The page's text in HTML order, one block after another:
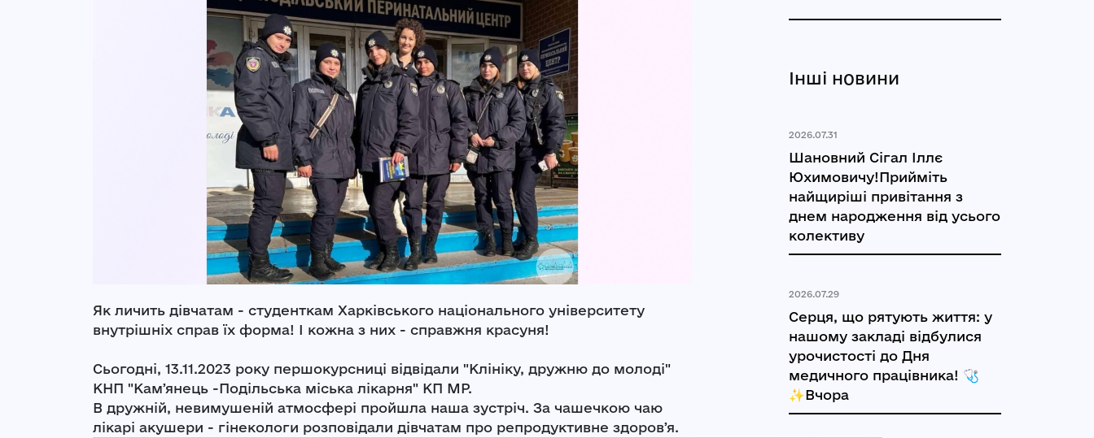
Як личить дівчатам - студенткам Харківського національного університету
внутрішніх справ їх форма! І кожна з них - справжня красуня!
Сьогодні, 13.11.2023 року першокурсниці відвідали "Клініку, дружню до молоді"
КНП "Камʼянець -Подільська міська лікарня" КП МР.
В дружній, невимушеній атмосфері пройшла наша зустріч. За чашечкою чаю
лікарі акушери - гінекологи розповідали дівчатам про репродуктивне здоровʼя.
Інші новини
2026.07.31
Шановний Сігал Іллє
Юхимовичу!Прийміть
найщиріші привітання з
днем народження від усього
колективу
2026.07.29
Серця, що рятують життя: у
нашому закладі відбулися
урочистості до Дня
медичного працівника! 🩺
✨Вчора